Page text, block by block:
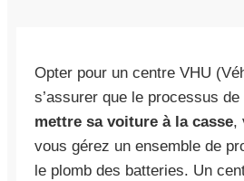
Opter pour un centre VHU
s’assurer que le processus
mettre sa voiture à la casse,
vous gérez un ensemble de
le plomb des batteries. Un